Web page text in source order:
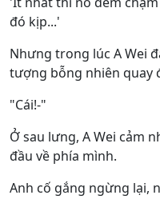
đó kịp...'
Nhưng trong lúc A Wei
tượng bỗng nhiên quay
"Cái!-"
Ở sau lưng, A Wei cảm
đầu về phía mình.
Anh cố gắng ngừng lại,